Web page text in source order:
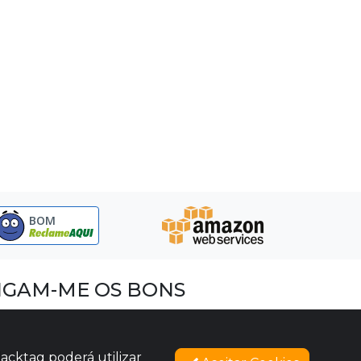
BOM
ME OS BONS
poderá utilizar